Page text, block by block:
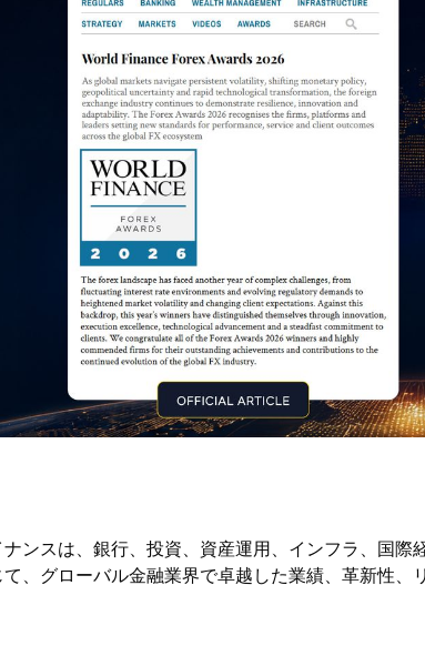
ンスは、銀行、投資、資産運用、インフラ、国
、グローバル金融業界で卓越した業績、革新性、